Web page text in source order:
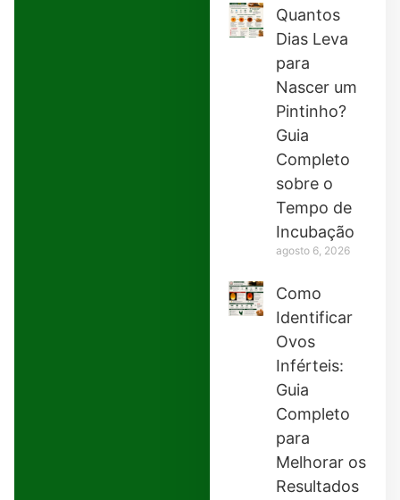
Quantos
Dias Leva
para
Nascer um
Pintinho?
Guia
Completo
sobre o
Tempo de
Incubação
agosto 6, 2026
Como
Identificar
Ovos
Inférteis:
Guia
Completo
para
Melhorar os
Resultados